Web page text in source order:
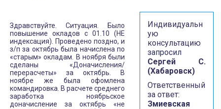
Индивидуальн
ую
консультацию
запросил
Сергей С.
(Хабаровск)
Ответственный
за ответ:
Змиевская
Здравствуйте. Ситуация. Было
повышение окладов с 01.10 (НЕ
индексация). Проведено поздно, и
з/п за октябрь была начислена по
«старым» окладам. В ноября были
сделаны «Доначисления/
перерасчеты» за октябрь. В
ноябре же была офомлена
командировка. В расчете среднего
заработка ноябрьское
доначисление за октябрь «не